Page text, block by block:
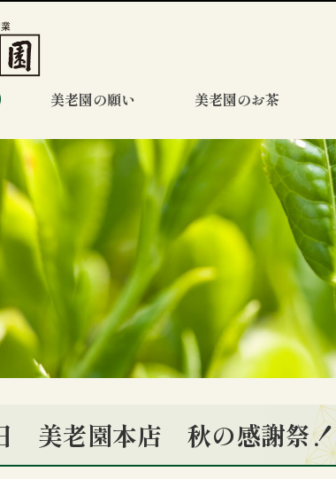
美老園の願い 美老園のお茶
美老園本店 秋の感謝祭！